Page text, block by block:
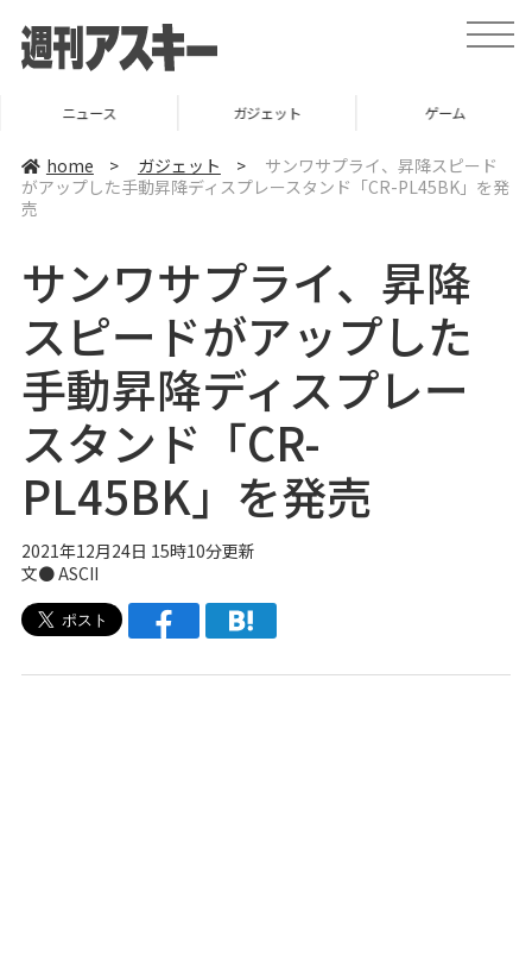
t
o
v
i
ニュース ガジェット ゲーム
home > ガジェット >
サンワサプライ、昇降スピード
がアップした手動昇降ディスプレースタンド「CR-PL45BK」を発
売
サンワサプライ、昇降
スピードがアップした
手動昇降ディスプレー
スタンド「CR-
PL45BK」を発売
2021年12月24日 15時10分更新
文● ASCII